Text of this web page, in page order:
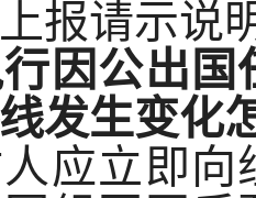
报请示说
因公出国
发生变化
应立即